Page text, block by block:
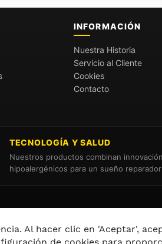
INFORMACIÓN
Nuestra Historia
Servicio al Cliente
Cookies
Contacto
TECNOLOGÍA Y SALUD
Nuestros productos combinan
hipoalergénicos para un sueño
Al hacer clic en 'Aceptar',